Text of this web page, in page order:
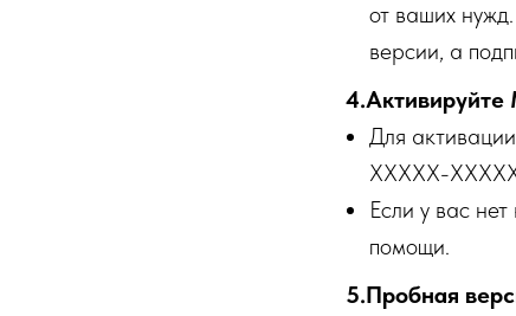
от ваших
версии, а
Для
XXXXX-
Если у вас
помощи.
5.Пробная